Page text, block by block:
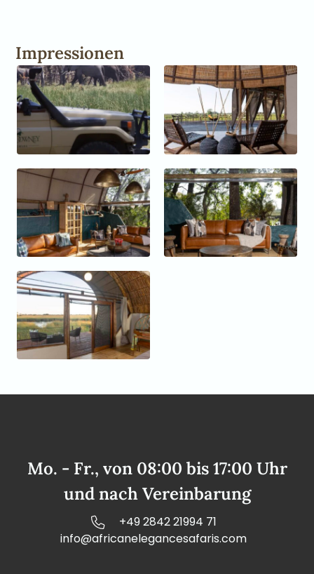
Impressionen
Mo. - Fr., von 08:00 bis 17:00 Uhr
und nach Vereinbarung
+49 2842 21994 71
info@africanelegancesafaris.com